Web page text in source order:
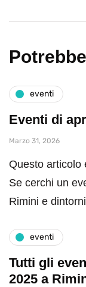
eventi
Eventi di
Marzo 31, 2026
Questo articolo
Se cerchi un
Rimini e
eventi
Tutti gli
2025 a